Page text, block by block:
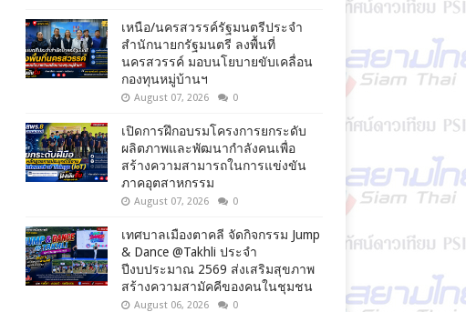
เหนือ/นครสวรรค์รัฐมนตรีประจำ
สำนักนายกรัฐมนตรี ลงพื้นที่
นครสวรรค์ มอบนโยบายขับเคลื่อน
กองทุนหมู่บ้านฯ
August 07, 2026 0
เปิดการฝึกอบรมโครงการยกระดับ
ผลิตภาพและพัฒนากำลังคนเพื่อ
สร้างความสามารถในการแข่งขัน
ภาคอุตสาหกรรม
August 07, 2026 0
เทศบาลเมืองตาคลี จัดกิจกรรม Jump
& Dance @Takhli ประจำ
ปีงบประมาณ 2569 ส่งเสริมสุขภาพ
สร้างความสามัคคีของคนในชุมชน
August 06, 2026 0